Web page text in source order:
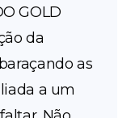
GOLD
da
as
a um